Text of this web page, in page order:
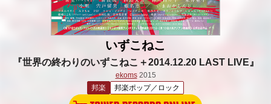
いずこねこ
『世界の終わりのいずこねこ＋2014.12.20 LAST LIVE』
ekoms2015
邦楽
邦楽ポップ／ロック